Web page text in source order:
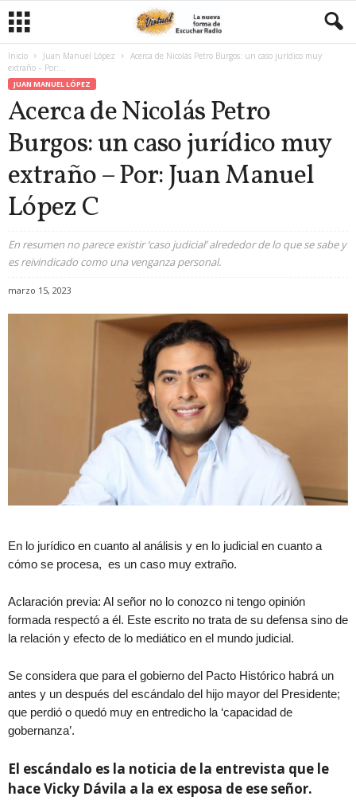
Inicio Juan Manuel López
Acerca de Nicolás Petro Burgos: un caso jurídico muy
extraño – Por:...
JUAN MANUEL LÓPEZ
Acerca de Nicolás Petro
Burgos: un caso jurídico muy
extraño – Por: Juan Manuel
López C
En resumen no parece existir ‘caso judicial’ alrededor de lo que se sabe y
es reivindicado como una venganza personal.
marzo 15, 2023
En lo jurídico en cuanto al análisis y en lo judicial en cuanto a
cómo se procesa, es un caso muy extraño.
Aclaración previa: Al señor no lo conozco ni tengo opinión
formada respectó a él. Este escrito no trata de su defensa sino de
la relación y efecto de lo mediático en el mundo judicial.
Se considera que para el gobierno del Pacto Histórico habrá un
antes y un después del escándalo del hijo mayor del Presidente;
que perdió o quedó muy en entredicho la ‘capacidad de
gobernanza’.
El escándalo es la noticia de la entrevista que le
hace Vicky Dávila a la ex esposa de ese señor.